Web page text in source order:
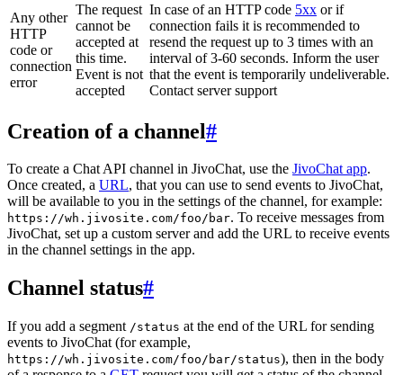
Any other
HTTP
code or
connection
error
The request
cannot be
accepted at
this time.
Event is not
accepted
In case of an HTTP code 5xx or if
connection fails it is recommended to
resend the request up to 3 times with an
interval of 3-60 seconds. Inform the user
that the event is temporarily undeliverable.
Contact server support
Creation of a channel#
To create a Chat API channel in JivoChat, use the JivoChat app.
Once created, a URL, that you can use to send events to JivoChat,
will be available to you in the settings of the channel, for example:
https://wh.jivosite.com/foo/bar. To receive messages from
JivoChat, set up a custom server and add the URL to receive events
in the channel settings in the app.
Channel status#
If you add a segment /status at the end of the URL for sending
events to JivoChat (for example,
https://wh.jivosite.com/foo/bar/status), then in the body